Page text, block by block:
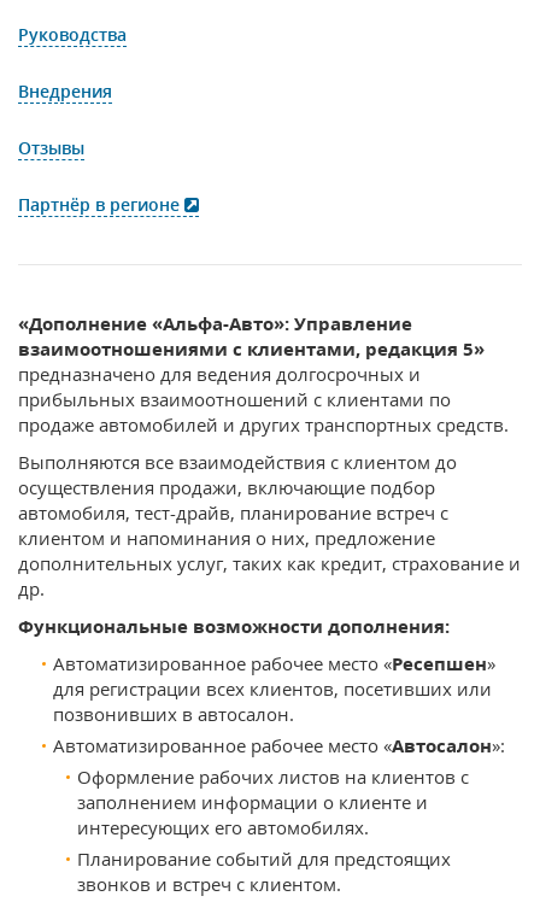
Руководства
Внедрения
Отзывы
Партнёр в регионе
«Дополнение «Альфа-Авто»: Управление
взаимоотношениями с клиентами, редакция 5»
предназначено для ведения долгосрочных и
прибыльных взаимоотношений с клиентами по
продаже автомобилей и других транспортных средств.
Выполняются все взаимодействия с клиентом до
осуществления продажи, включающие подбор
автомобиля, тест-драйв, планирование встреч с
клиентом и напоминания о них, предложение
дополнительных услуг, таких как кредит, страхование и
др.
Функциональные возможности дополнения:
Автоматизированное рабочее место «Ресепшен»
для регистрации всех клиентов, посетивших или
позвонивших в автосалон.
Автоматизированное рабочее место «Автосалон»:
Оформление рабочих листов на клиентов с
заполнением информации о клиенте и
интересующих его автомобилях.
Планирование событий для предстоящих
звонков и встреч с клиентом.